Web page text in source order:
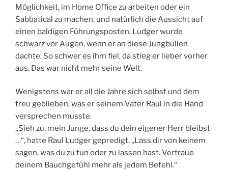
Möglichkeit, im Home Office zu arbeiten oder ein
Sabbatical zu machen, und natürlich die Aussicht auf
einen baldigen Führungsposten. Ludger wurde
schwarz vor Augen, wenn er an diese Jungbullen
dachte. So schwer es ihm fiel, da stieg er lieber vorher
aus. Das war nicht mehr seine Welt.
Wenigstens war er all die Jahre sich selbst und dem
treu geblieben, was er seinem Vater Raul in die Hand
versprechen musste.
„Sieh zu, mein Junge, dass du dein eigener Herr bleibst
…“, hatte Raul Ludger gepredigt. „Lass dir von keinem
sagen, was du zu tun oder zu lassen hast. Vertraue
deinem Bauchgefühl mehr als jedem Befehl.“